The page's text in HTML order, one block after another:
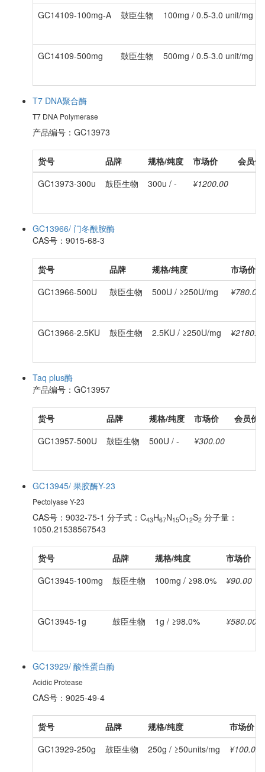
GC14109-100mg-A 鼓臣生物 100mg / 0.5-3.0 unit/mg
GC14109-500mg 鼓臣生物 500mg / 0.5-3.0 unit/mg
T7 DNA聚合酶
T7 DNA Polymerase
产品编号：GC13973
货号 品牌 规格/纯度 市场价
会员价
GC13973-300u
鼓臣生物 300u / - ¥1200.00
GC13966/ 门冬酰胺酶
CAS号：9015-68-3
货号 品牌 规格/纯度
市场价
GC13966-500U
鼓臣生物 500U / ≥250U/mg ¥780.00
GC13966-2.5KU 鼓臣生物 2.5KU / ≥250U/mg
Taq plus酶
产品编号：GC13957
货号 品牌 规格/纯度 市场价
会员价
GC13957-500U
鼓臣生物 500U / - ¥300.00
GC13945/ 果胶酶Y-23
Pectolyase Y-23
CAS号：9032-75-1 分子式：C43H67N15O12S2 分子量：
1050.21538567543
货号 品牌 规格/纯度
市场价
GC13945-100mg
鼓臣生物 100mg / ≥98.0% ¥90.00
GC13945-1g 鼓臣生物 1g / ≥98.0% ¥580.00
GC13929/ 酸性蛋白酶
Acidic Protease
CAS号：9025-49-4
货号 品牌 规格/纯度
市场价
GC13929-250g
鼓臣生物 250g / ≥50units/mg ¥100.00